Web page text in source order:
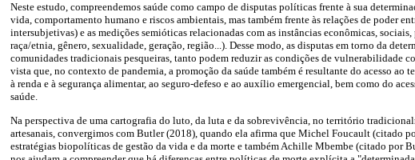
Neste estudo, compreendemos saúde como campo de disputas políticas frente à sua
vida, comportamento humano e riscos ambientais, mas também frente às relações de poder
intersubjetivas) e as medições semióticas relacionadas com as instâncias econômicas,
raça/etnia, gênero, sexualidade, geração, região...). Desse modo, as disputas em torno da
comunidades tradicionais pesqueiras, tanto podem reduzir as condições de vulnerabilidade
vista que, no contexto de pandemia, a promoção da saúde também é resultante do acesso ao
à renda e à segurança alimentar, ao seguro-defeso e ao auxílio emergencial, bem como do
saúde.
Na perspectiva de uma cartografia do luto, da luta e da sobrevivência, no território
artesanais, convergimos com Butler (2018), quando ela afirma que Michel Foucault (citado
estratégias biopolíticas de gestão da vida e da morte e também Achille Mbembe (citado por